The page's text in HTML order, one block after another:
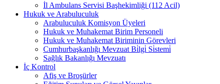
İl Ambulans Servisi Başhekimliği (112 Acil)
Hukuk ve Arabuluculuk
Arabuluculuk Komisyon Üyeleri
Hukuk ve Muhakemat Birim Personeli
Hukuk ve Muhakemat Biriminin Görevleri
Cumhurbaşkanlığı Mevzuat Bi̇lgi̇ Si̇stemi̇
Sağlık Bakanlığı Mevzuatı
İç Kontrol
Afiş ve Broşürler